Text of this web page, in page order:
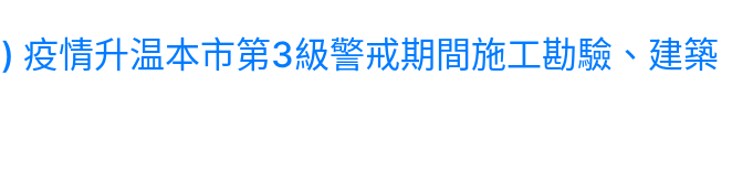
情升温本市第3級警戒期間施工勘驗、建築